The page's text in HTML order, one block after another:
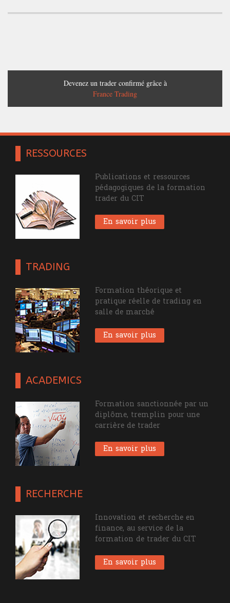
Devenez un trader confirmé grâce à
France Trading
RESSOURCES
Publications et ressources
pédagogiques de la formation
trader du CIT
En savoir plus
TRADING
Formation théorique et
pratique réelle de trading en
salle de marché
En savoir plus
ACADEMICS
Formation sanctionnée par un
diplôme, tremplin pour une
carrière de trader
En savoir plus
RECHERCHE
Innovation et recherche en
finance, au service de la
formation de trader du CIT
En savoir plus